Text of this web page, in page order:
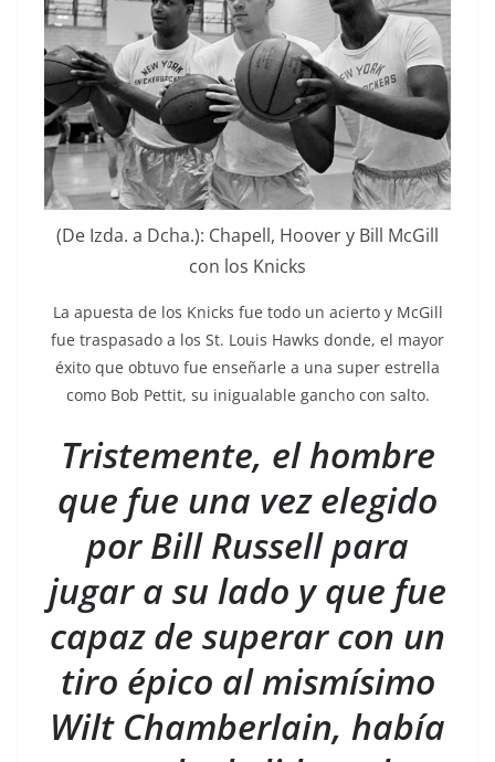
(De Izda. a Dcha.): Chapell, Hoover y Bill McGill
con los Knicks
La apuesta de los Knicks fue todo un acierto y McGill
fue traspasado a los St. Louis Hawks donde, el mayor
éxito que obtuvo fue enseñarle a una super estrella
como Bob Pettit, su inigualable gancho con salto.
Tristemente, el hombre
que fue una vez elegido
por Bill Russell para
jugar a su lado y que fue
capaz de superar con un
tiro épico al mismísimo
Wilt Chamberlain, había